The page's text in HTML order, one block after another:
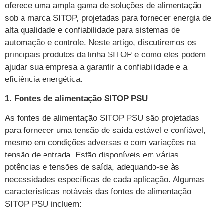
oferece uma ampla gama de soluções de alimentação
sob a marca SITOP, projetadas para fornecer energia de
alta qualidade e confiabilidade para sistemas de
automação e controle. Neste artigo, discutiremos os
principais produtos da linha SITOP e como eles podem
ajudar sua empresa a garantir a confiabilidade e a
eficiência energética.
1. Fontes de alimentação SITOP PSU
As fontes de alimentação SITOP PSU são projetadas
para fornecer uma tensão de saída estável e confiável,
mesmo em condições adversas e com variações na
tensão de entrada. Estão disponíveis em várias
potências e tensões de saída, adequando-se às
necessidades específicas de cada aplicação. Algumas
características notáveis das fontes de alimentação
SITOP PSU incluem: